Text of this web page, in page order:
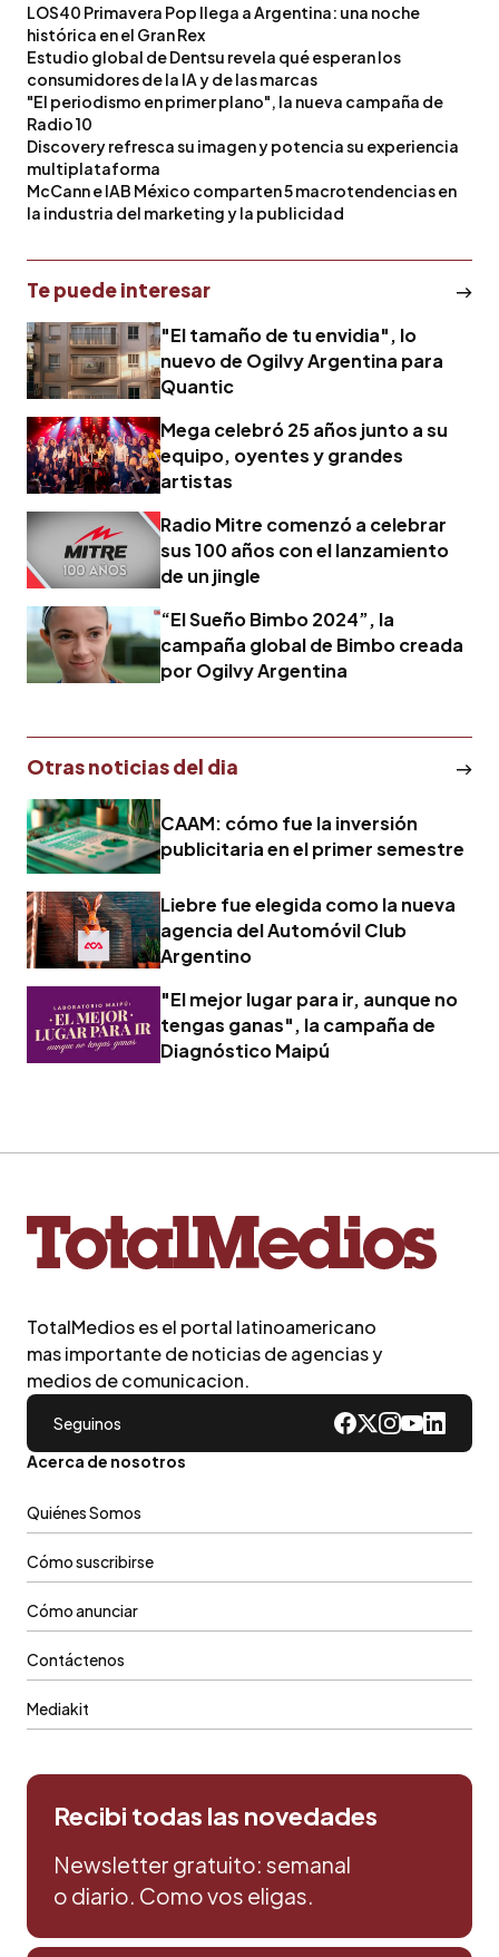
LOS40 Primavera Pop llega a Argentina: una noche
histórica en el Gran Rex
Estudio global de Dentsu revela qué esperan los
consumidores de la IA y de las marcas
"El periodismo en primer plano", la nueva campaña de
Radio 10
Discovery refresca su imagen y potencia su experiencia
multiplataforma
McCann e IAB México comparten 5 macrotendencias en
la industria del marketing y la publicidad
Te puede interesar
"El tamaño de tu envidia", lo
nuevo de Ogilvy Argentina para
Quantic
Mega celebró 25 años junto a su
equipo, oyentes y grandes
artistas
Radio Mitre comenzó a celebrar
sus 100 años con el lanzamiento
de un jingle
“El Sueño Bimbo 2024”, la
campaña global de Bimbo creada
por Ogilvy Argentina
Otras noticias del dia
CAAM: cómo fue la inversión
publicitaria en el primer semestre
Liebre fue elegida como la nueva
agencia del Automóvil Club
Argentino
"El mejor lugar para ir, aunque no
tengas ganas", la campaña de
Diagnóstico Maipú
TotalMedios es el portal latinoamericano
mas importante de noticias de agencias y
medios de comunicacion.
Seguinos
Acerca de nosotros
Quiénes Somos
Cómo suscribirse
Cómo anunciar
Contáctenos
Mediakit
Recibi todas las novedades
Newsletter gratuito: semanal
o diario. Como vos eligas.